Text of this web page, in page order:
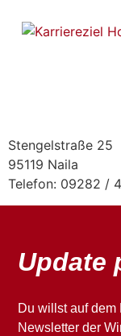
springen
Stengelstraße 25
95119 Naila
Telefon: 09282 /
Update
Du willst auf
Newsletter der